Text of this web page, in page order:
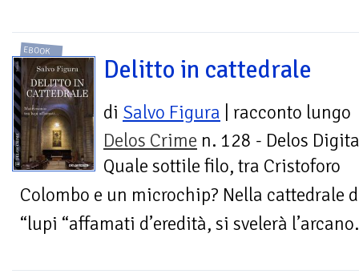
EBOOK
Delitto in cattedrale
di Salvo Figura | racconto lungo
Delos Crime n. 128 - Delos
Quale sottile filo, tra Cristoforo
Colombo e un microchip? Nella cattedrale
“lupi “affamati d’eredità, si svelerà